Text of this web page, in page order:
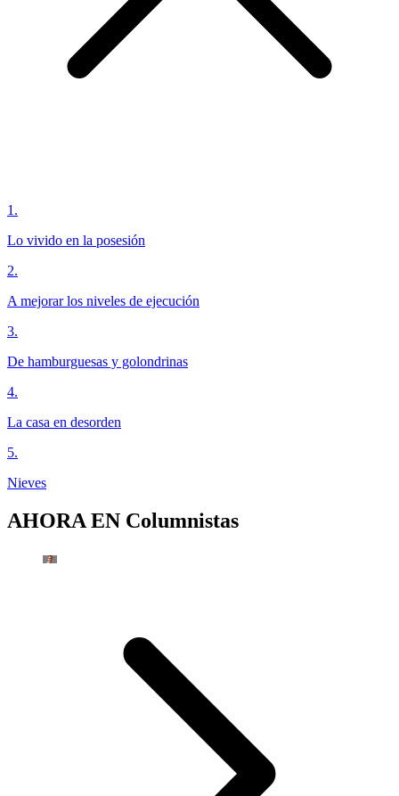
1 .
Lo vivido en la posesión
2.
A mejorar los niveles de ejecución
3.
De hamburguesas y golondrinas
4.
La casa en desorden
5.
Nieves
AHORA EN Columnistas